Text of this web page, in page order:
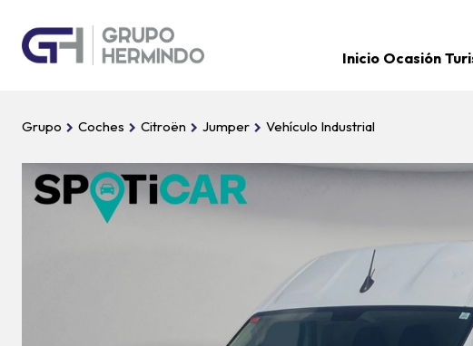
Inicio Ocasión
Grupo Coches Citroën Jumper Vehículo Industrial